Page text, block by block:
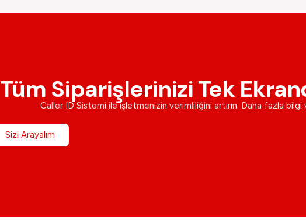
Tüm Siparişlerinizi Tek
Caller ID Sistemi ile işletmenizin verimliliğini artırın. Daha fazla
Sizi Arayalım